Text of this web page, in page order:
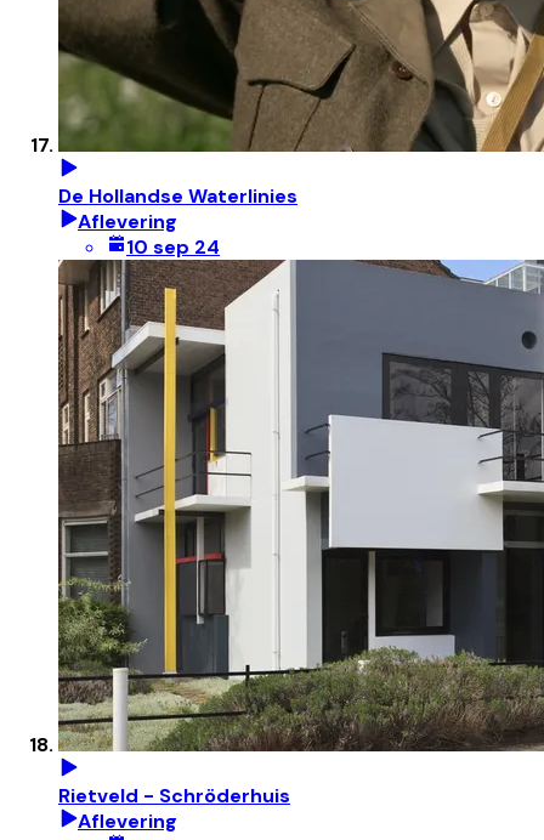
De Hollandse Waterlinies
Aflevering
10 sep 24
Rietveld - Schröderhuis
Aflevering